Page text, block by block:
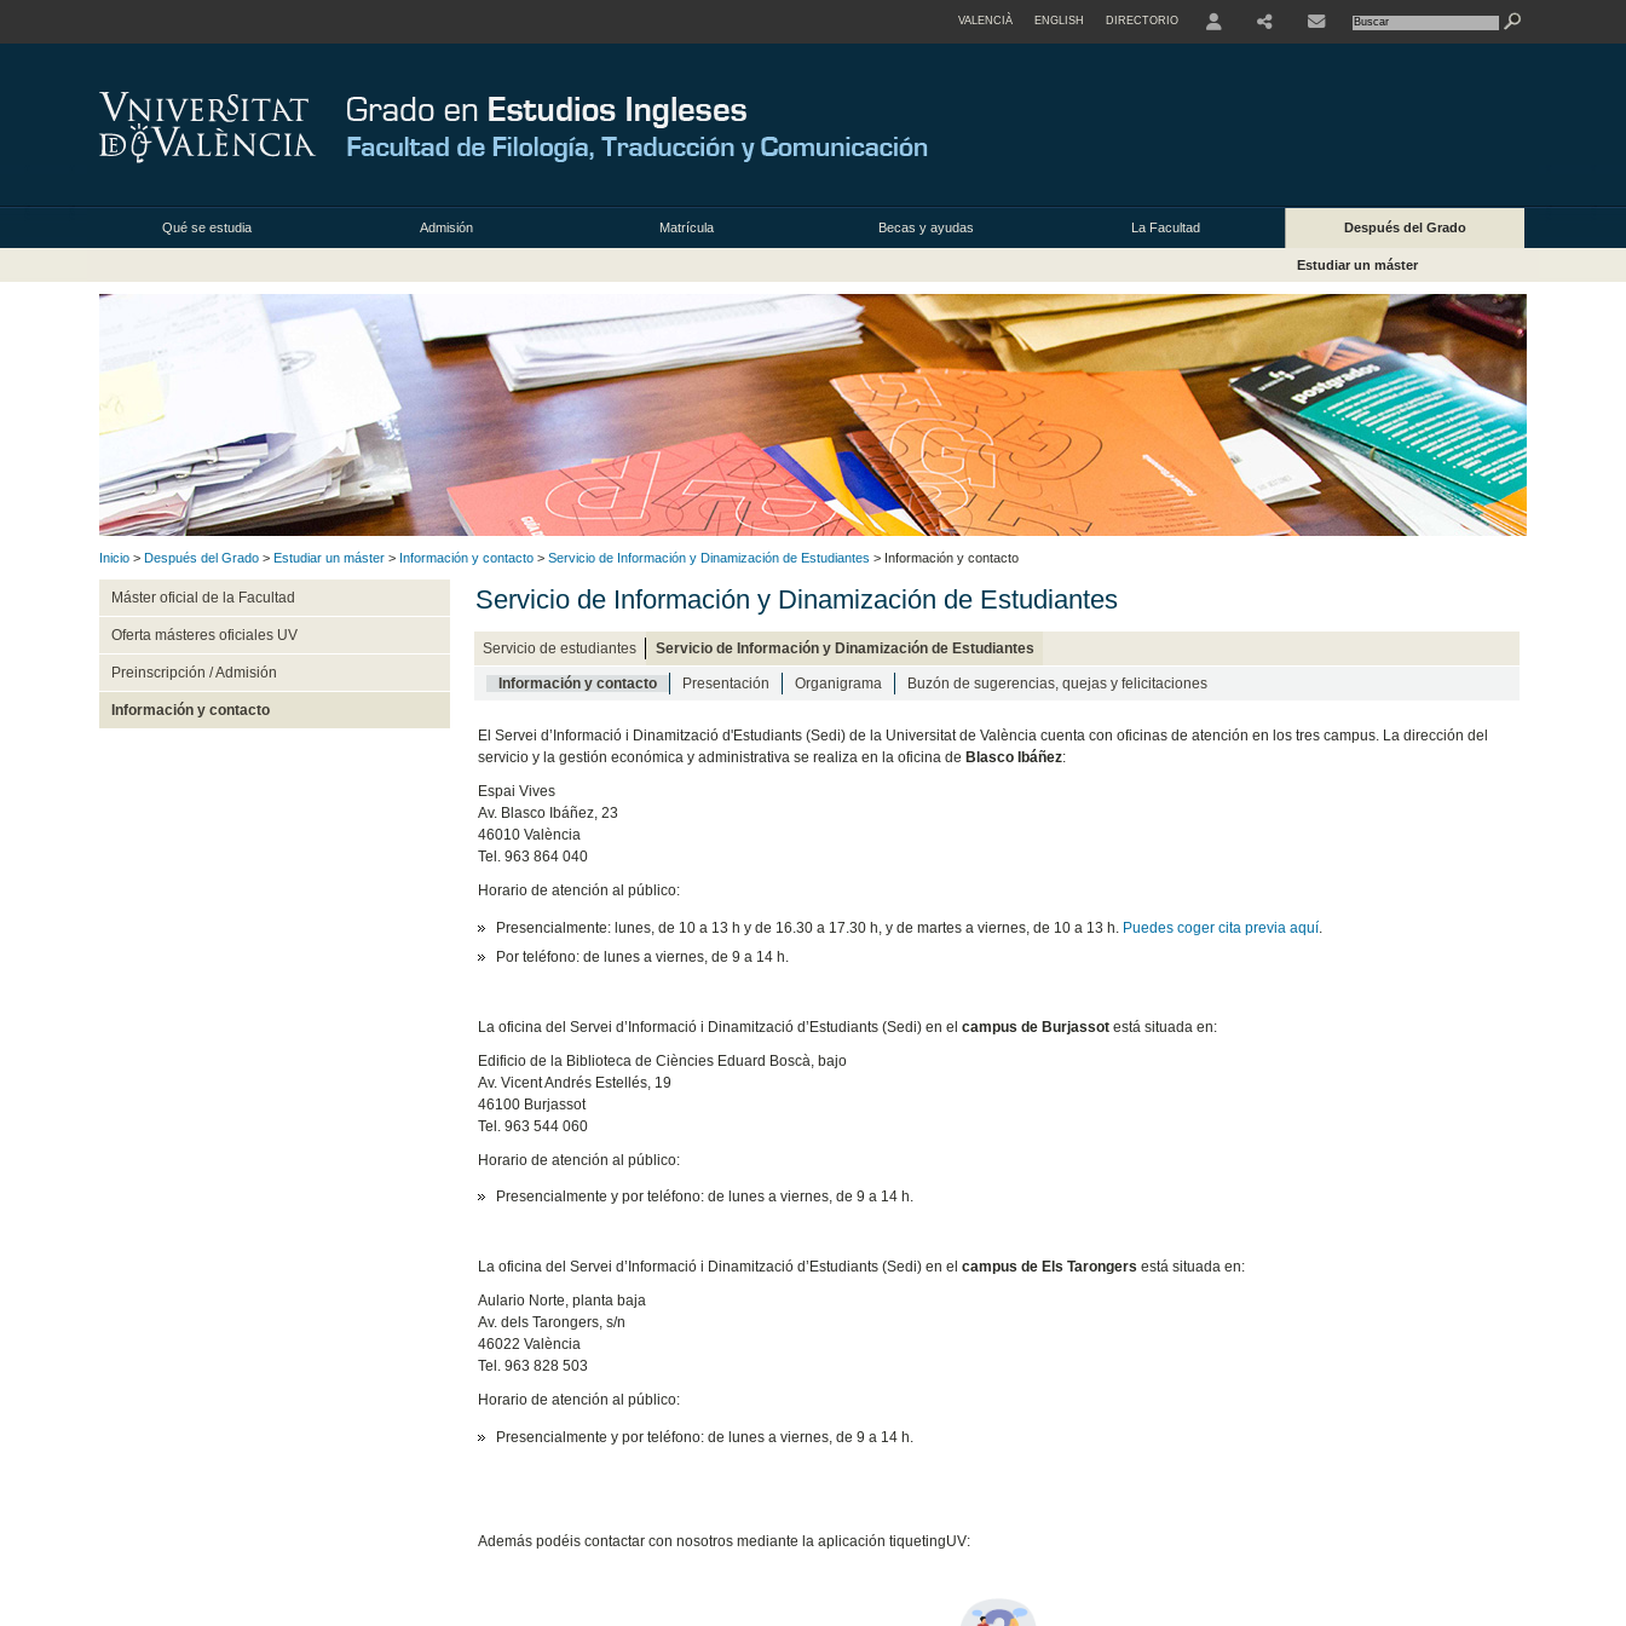
VALENCIÀ ENGLISH DIRECTORIO
Qué se estudia Admisión Matrícula Becas y ayudas La Facultad Después del Grado
Estudiar un máster
Inicio > Después del Grado > Estudiar un máster > Información y contacto > Servicio de Información y Dinamización de Estudiantes > Información y contacto
Máster oficial de la Facultad
Oferta másteres oficiales UV
Preinscripción / Admisión
Información y contacto
Servicio de Información y Dinamización de Estudiantes
Servicio de estudiantes Servicio de Información y Dinamización de Estudiantes
Información y contacto Presentación Organigrama Buzón de sugerencias, quejas y felicitaciones
El Servei d’Informació i Dinamització d'Estudiants (Sedi) de la Universitat de València cuenta con oficinas de atención en los tres campus. La dirección del
servicio y la gestión económica y administrativa se realiza en la oficina de Blasco Ibáñez:
Espai Vives
Av. Blasco Ibáñez, 23
46010 València
Tel. 963 864 040
Horario de atención al público:
Presencialmente: lunes, de 10 a 13 h y de 16.30 a 17.30 h, y de martes a viernes, de 10 a 13 h. Puedes coger cita previa aquí.
Por teléfono: de lunes a viernes, de 9 a 14 h.
La oficina del Servei d’Informació i Dinamització d’Estudiants (Sedi) en el campus de Burjassotestá situada en:
Edificio de la Biblioteca de Ciències Eduard Boscà, bajo
Av. Vicent Andrés Estellés, 19
46100 Burjassot
Tel. 963 544 060
Horario de atención al público:
Presencialmente y por teléfono: de lunes a viernes, de 9 a 14 h.
La oficina del Servei d’Informació i Dinamització d’Estudiants (Sedi) en el campus de Els Tarongers está situada en:
Aulario Norte, planta baja
Av. dels Tarongers, s/n
46022 València
Tel. 963 828 503
Horario de atención al público:
Presencialmente y por teléfono: de lunes a viernes, de 9 a 14 h.
Además podéis contactar con nosotros mediante la aplicación tiquetingUV: